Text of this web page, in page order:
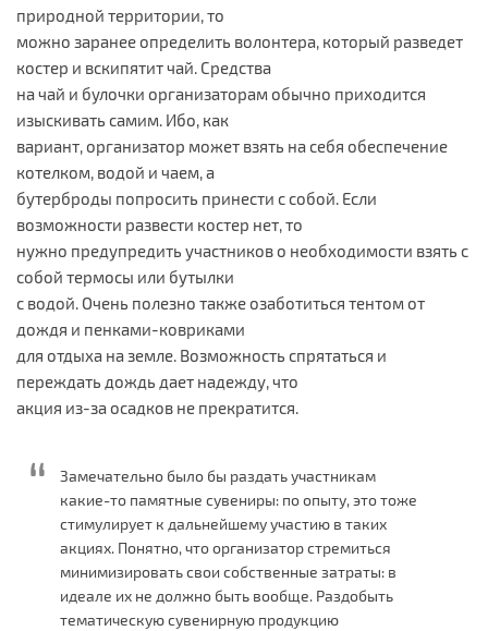
природной территории, то
можно заранее определить волонтера, который разведет
костер и вскипятит чай. Средства
на чай и булочки организаторам обычно приходится
изыскивать самим. Ибо, как
вариант, организатор может взять на себя обеспечение
котелком, водой и чаем, а
бутерброды попросить принести с собой. Если
возможности развести костер нет, то
нужно предупредить участников о необходимости взять с
собой термосы или бутылки
с водой. Очень полезно также озаботиться тентом от
дождя и пенками-ковриками
для отдыха на земле. Возможность спрятаться и
переждать дождь дает надежду, что
акция из-за осадков не прекратится.
Замечательно было бы раздать участникам
какие-то памятные сувениры: по опыту, это тоже
стимулирует к дальнейшему участию в таких
акциях. Понятно, что организатор стремиться
минимизировать свои собственные затраты: в
идеале их не должно быть вообще. Раздобыть
тематическую сувенирную продукцию